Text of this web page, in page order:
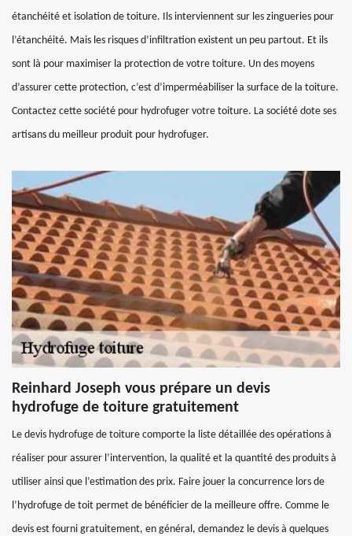
étanchéité et isolation de toiture. Ils interviennent sur les zingueries pour
l’étanchéité. Mais les risques d’infiltration existent un peu partout. Et ils
sont là pour maximiser la protection de votre toiture. Un des moyens
d’assurer cette protection, c’est d’imperméabiliser la surface de la toiture.
Contactez cette société pour hydrofuger votre toiture. La société dote ses
artisans du meilleur produit pour hydrofuger.
Reinhard Joseph vous prépare un devis
hydrofuge de toiture gratuitement
Le devis hydrofuge de toiture comporte la liste détaillée des opérations à
réaliser pour assurer l’intervention, la qualité et la quantité des produits à
utiliser ainsi que l’estimation des prix. Faire jouer la concurrence lors de
l’hydrofuge de toit permet de bénéficier de la meilleure offre. Comme le
devis est fourni gratuitement, en général, demandez le devis à quelques